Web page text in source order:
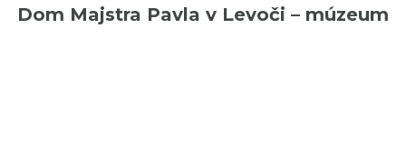
Dom Majstra Pavla v Levoči – múzeum